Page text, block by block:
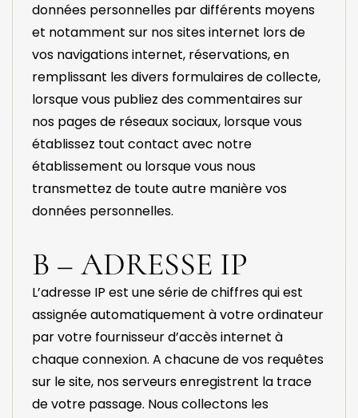
données personnelles par différents moyens
et notamment sur nos sites internet lors de
vos navigations internet, réservations, en
remplissant les divers formulaires de collecte,
lorsque vous publiez des commentaires sur
nos pages de réseaux sociaux, lorsque vous
établissez tout contact avec notre
établissement ou lorsque vous nous
transmettez de toute autre manière vos
données personnelles.
B – ADRESSE IP
L’adresse IP est une série de chiffres qui est
assignée automatiquement à votre ordinateur
par votre fournisseur d’accès internet à
chaque connexion. A chacune de vos requêtes
sur le site, nos serveurs enregistrent la trace
de votre passage. Nous collectons les